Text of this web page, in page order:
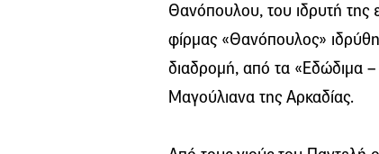
Θανόπουλου, του ιδρυτή της
φίρμας «Θανόπουλος»
διαδρομή, από τα «Εδώδιμα
Μαγούλιανα της Αρκαδίας.